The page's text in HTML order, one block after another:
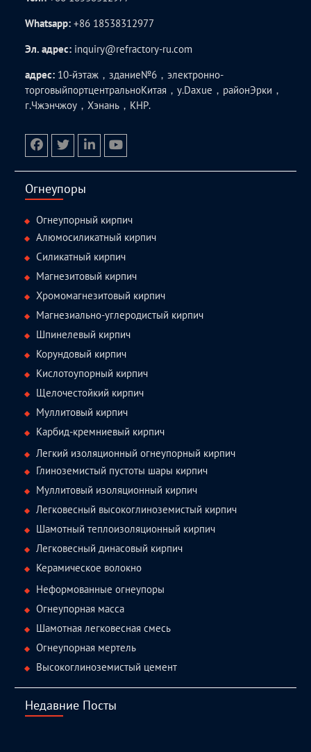
Whatsapp:+86 18538312977
Эл. адрес: inquiry@refractory-ru.com
адрес: 10-йэтаж，здание№6，электронно-
торговыйпортцентральноКитая，у.Daxue，районЭрки，
г.Чжэнчжоу，Хэнань，КНР.
Огнеупоры
Огнеупорный кирпич
Алюмосиликатный кирпич
Силикатный кирпич
Магнезитовый кирпич
Хромомагнезитовый кирпич
Магнезиально-углеродистый кирпич
Шпинелевый кирпич
Корундовый кирпич
Кислотоупорный кирпич
Щелочестойкий кирпич
Муллитовый кирпич
Карбид-кремниевый кирпич
Легкий изоляционный огнеупорный кирпич
Глиноземистый пустоты шары кирпич
Муллитовый изоляционный кирпич
Легковесный высокоглиноземистый кирпич
Шамотный теплоизоляционный кирпич
Легковесный динасовый кирпич
Керамическое волокно
Неформованные огнеупоры
Огнеупорная масса
Шамотная легковесная смесь
Огнеупорная мертель
Высокоглиноземистый цемент
Недавние Посты